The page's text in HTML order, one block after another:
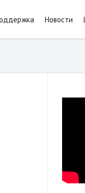
Новости